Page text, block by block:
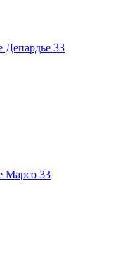
Депардье 33
Марсо 33